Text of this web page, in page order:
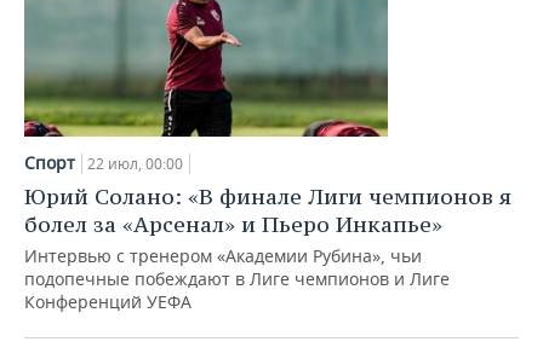
Спорт 22 июл, 00:00
Юрий Солано: «В финале Лиги чемпионов я
болел за «Арсенал» и Пьеро Инкапье»
Интервью с тренером «Академии Рубина», чьи
подопечные побеждают в Лиге чемпионов и Лиге
Конференций УЕФА